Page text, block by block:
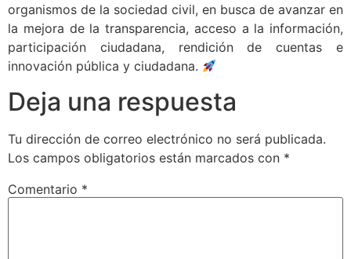
organismos de la sociedad civil, en busca de avanzar en
la mejora de la transparencia, acceso a la información,
participación ciudadana, rendición de cuentas e
innovación pública y ciudadana.
Deja una respuesta
Tu dirección de correo electrónico no será publicada.
Los campos obligatorios están marcados con *
Comentario *